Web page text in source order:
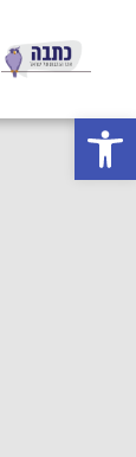
פתח סרגל נגישות